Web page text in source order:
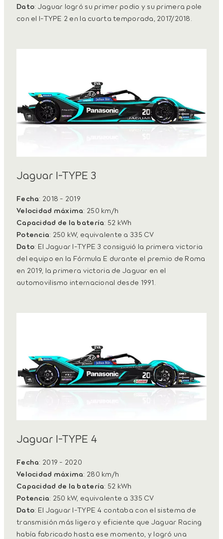
Dato: Jaguar logró su primer podio y su primera pole
con el I-TYPE 2 en la cuarta temporada, 2017/2018.
Jaguar I-TYPE 3
Fecha: 2018 - 2019
Velocidad máxima: 250 km/h
Capacidad de la batería: 52 kWh
Potencia: 250 kW, equivalente a 335 CV
Dato: El Jaguar I-TYPE 3 consiguió la primera victoria
del equipo en la Fórmula E durante el premio de Roma
en 2019, la primera victoria de Jaguar en el
automovilismo internacional desde 1991.
Jaguar I-TYPE 4
Fecha: 2019 - 2020
Velocidad máxima: 280 km/h
Capacidad de la batería: 52 kWh
Potencia: 250 kW, equivalente a 335 CV
Dato: El Jaguar I-TYPE 4 contaba con el sistema de
transmisión más ligero y eficiente que Jaguar Racing
había fabricado hasta ese momento, y logró una